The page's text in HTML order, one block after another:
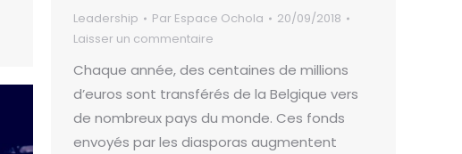
Leadership Par Espace Ochola
20/09/2018
Laisser un commentaire
Chaque année, des centaines de millions
d’euros sont transférés de la Belgique vers
de nombreux pays du monde. Ces fonds
envoyés par les diasporas augmentent